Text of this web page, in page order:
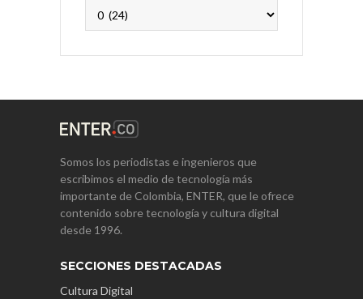
Somos los periodistas e ingenieros que
escribimos el medio de tecnología más
importante de Colombia, ENTER, que le ofrece
contenido sobre tecnología y cultura digital
desde 1996.
SECCIONES DESTACADAS
Cultura Digital